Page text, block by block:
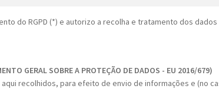
do RGPD (*) e autorizo a recolha e tratamento dos
GERAL SOBRE A PROTEÇÃO DE DADOS - EU 2016/679)
recolhidos, para efeito de envio de informações e (no